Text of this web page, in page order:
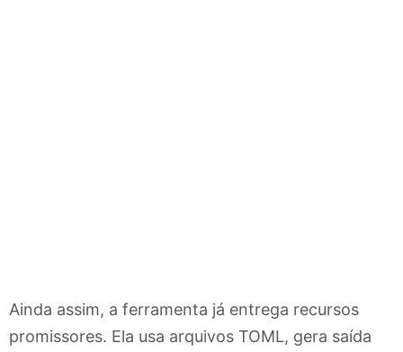
Ainda assim, a ferramenta já entrega recursos
promissores. Ela usa arquivos TOML, gera saída